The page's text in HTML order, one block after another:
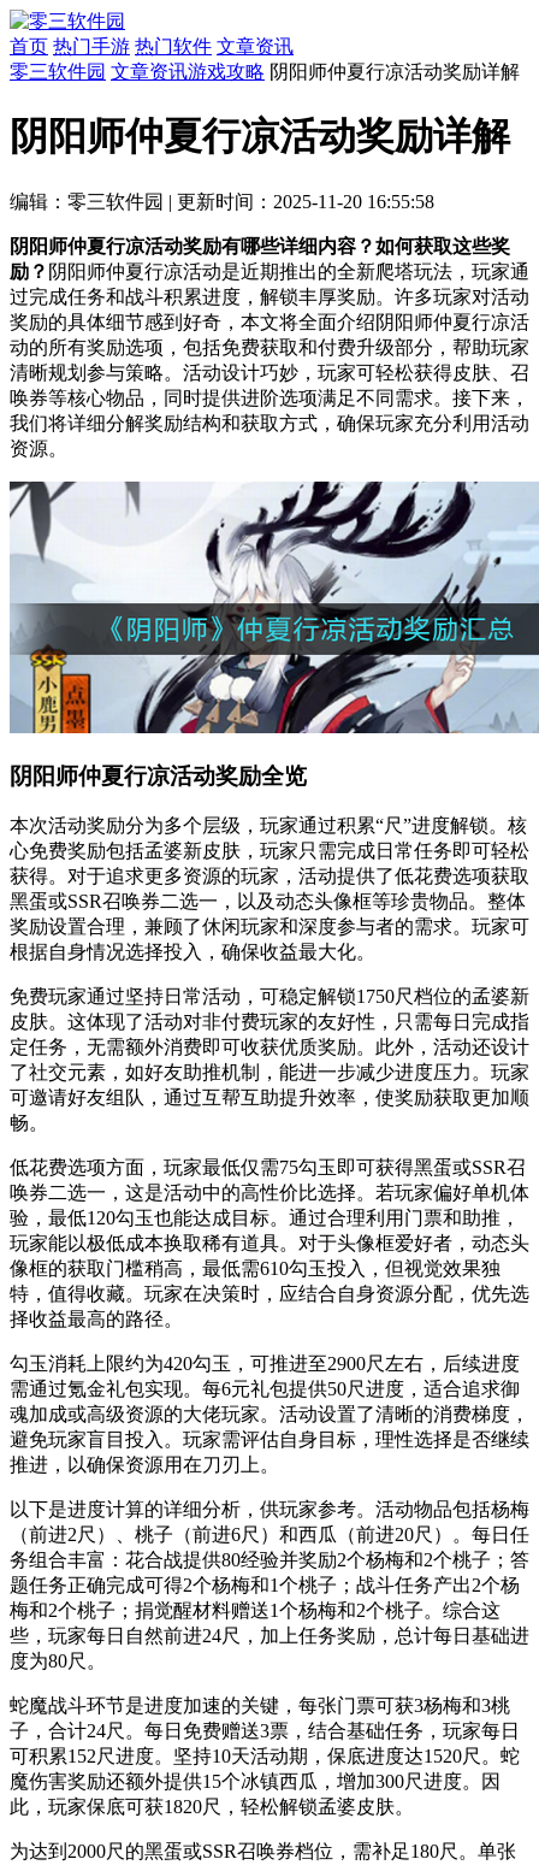
首页 热门手游 热门软件 文章资讯
零三软件园 文章资讯游戏攻略 阴阳师仲夏行凉活动奖励详解
阴阳师仲夏行凉活动奖励详解
编辑：零三软件园 | 更新时间：2025-11-20 16:55:58
阴阳师仲夏行凉活动奖励有哪些详细内容？如何获取这些奖
励？ 阴阳师仲夏行凉活动是近期推出的全新爬塔玩法，玩家通
过完成任务和战斗积累进度，解锁丰厚奖励。许多玩家对活动
奖励的具体细节感到好奇，本文将全面介绍阴阳师仲夏行凉活
动的所有奖励选项，包括免费获取和付费升级部分，帮助玩家
清晰规划参与策略。活动设计巧妙，玩家可轻松获得皮肤、召
唤券等核心物品，同时提供进阶选项满足不同需求。接下来，
我们将详细分解奖励结构和获取方式，确保玩家充分利用活动
资源。
阴阳师仲夏行凉活动奖励全览
本次活动奖励分为多个层级，玩家通过积累“尺”进度解锁。核
心免费奖励包括孟婆新皮肤，玩家只需完成日常任务即可轻松
获得。对于追求更多资源的玩家，活动提供了低花费选项获取
黑蛋或SSR召唤券二选一，以及动态头像框等珍贵物品。整体
奖励设置合理，兼顾了休闲玩家和深度参与者的需求。玩家可
根据自身情况选择投入，确保收益最大化。
免费玩家通过坚持日常活动，可稳定解锁1750尺档位的孟婆新
皮肤。这体现了活动对非付费玩家的友好性，只需每日完成指
定任务，无需额外消费即可收获优质奖励。此外，活动还设计
了社交元素，如好友助推机制，能进一步减少进度压力。玩家
可邀请好友组队，通过互帮互助提升效率，使奖励获取更加顺
畅。
低花费选项方面，玩家最低仅需75勾玉即可获得黑蛋或SSR召
唤券二选一，这是活动中的高性价比选择。若玩家偏好单机体
验，最低120勾玉也能达成目标。通过合理利用门票和助推，
玩家能以极低成本换取稀有道具。对于头像框爱好者，动态头
像框的获取门槛稍高，最低需610勾玉投入，但视觉效果独
特，值得收藏。玩家在决策时，应结合自身资源分配，优先选
择收益最高的路径。
勾玉消耗上限约为420勾玉，可推进至2900尺左右，后续进度
需通过氪金礼包实现。每6元礼包提供50尺进度，适合追求御
魂加成或高级资源的大佬玩家。活动设置了清晰的消费梯度，
避免玩家盲目投入。玩家需评估自身目标，理性选择是否继续
推进，以确保资源用在刀刃上。
以下是进度计算的详细分析，供玩家参考。活动物品包括杨梅
（前进2尺）、桃子（前进6尺）和西瓜（前进20尺）。每日任
务组合丰富：花合战提供80经验并奖励2个杨梅和2个桃子；答
题任务正确完成可得2个杨梅和1个桃子；战斗任务产出2个杨
梅和2个桃子；捐觉醒材料赠送1个杨梅和2个桃子。综合这
些，玩家每日自然前进24尺，加上任务奖励，总计每日基础进
度为80尺。
蛇魔战斗环节是进度加速的关键，每张门票可获3杨梅和3桃
子，合计24尺。每日免费赠送3票，结合基础任务，玩家每日
可积累152尺进度。坚持10天活动期，保底进度达1520尺。蛇
魔伤害奖励还额外提供15个冰镇西瓜，增加300尺进度。因
此，玩家保底可获1820尺，轻松解锁孟婆皮肤。
为达到2000尺的黑蛋或SSR召唤券档位，需补足180尺。单张